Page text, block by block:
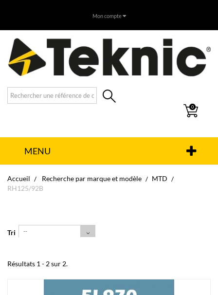
Mon compte
0
MENU
Accueil Recherche par marque et modèle
MTD
RH125/92B
Tri --
Résultats 1 - 2 sur 2.